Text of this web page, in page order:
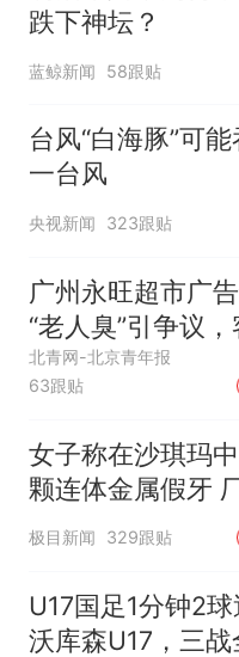
跌下神坛？
蓝鲸新闻 58跟贴
台风“白海豚”可
一台风
央视新闻 323跟贴
广州永旺超市广
“老人臭”引争议，
应
北青网-北京青年报
63跟贴
女子称在沙琪玛
颗连体金属假牙
极目新闻 329跟贴
U17国足1分钟2
沃库森U17，三战